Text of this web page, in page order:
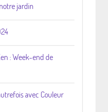
jardin
: Week-end de
avec Couleur